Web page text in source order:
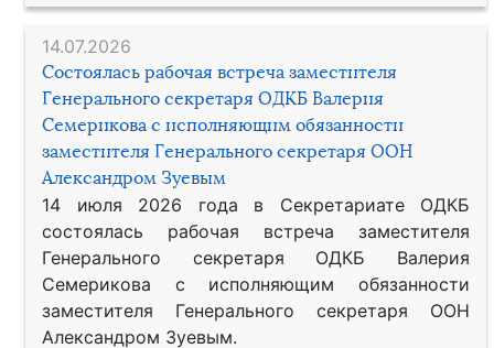
14.07.2026
Состоялась рабочая встреча заместителя
Генерального секретаря ОДКБ Валерия
Семерикова с исполняющим обязанности
заместителя Генерального секретаря ООН
Александром Зуевым
14 июля 2026 года в Секретариате ОДКБ
состоялась рабочая встреча заместителя
Генерального секретаря ОДКБ Валерия
Семерикова с исполняющим обязанности
заместителя Генерального секретаря ООН
Александром Зуевым.